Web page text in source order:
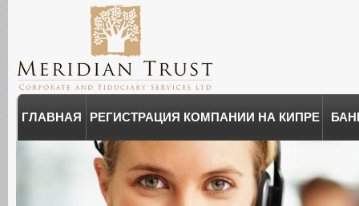
ГЛАВНАЯ РЕГИСТРАЦИЯ КОМПАНИИ НА КИПРЕ